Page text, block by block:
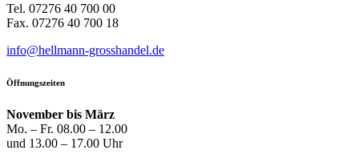
Tel. 07276 40 700 00
Fax. 07276 40 700 18
info@hellmann-grosshandel.de
Öffnungszeiten
November bis März
Mo. – Fr. 08.00 – 12.00
und 13.00 – 17.00 Uhr